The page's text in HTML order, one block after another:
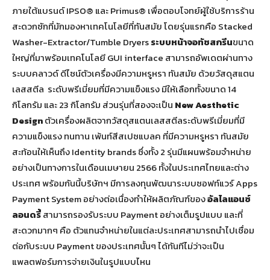
ภายใต้แบรนด์ IPSO® และ Primus® เพื่อตอบโจทย์ผู้ใช้บริการร้าน
สะดวกซักที่มักมองหาเทคโนโลยีที่ทันสมัย โดยรุ่นแรกคือ Stacked
Washer-Extractor/Tumble Dryersระบบหน้าจอทัชสกรีนขนาด
ใหญ่ที่มาพร้อมเทคโนโลยี GUI interface สามารถอัพเดตผ่านทาง
ระบบคลาวด์ดีไซน์ตัวเครื่องมีความหรูหรา ทันสมัย ด้วยวัสดุสแตน
เลสสตีล ระดับพรีเมี่ยมที่มีความแข็งแรง มีให้เลือกทั้งขนาด 14
กิโลกรัม และ 23 กิโลกรัม ส่วนรุ่นที่สองจะเป็น New Aesthetic
Designตัวเครื่องผลิตจากวัสดุสแตนเลสสตีลระดับพรีเมี่ยมที่มี
ความแข็งแรง ทนทาน เพ้นท์สีสเปซแบลค ที่มีความหรูหรา ทันสมัย
สะท้อนให้เห็นถึง Identity brands ซึ่งทั้ง 2 รุ่นมีแผนพร้อมจำหน่าย
อย่างเป็นทางการในเดือนเมษายน 2566 ทั้งในประเทศไทยและต่าง
ประเทศ พร้อมกันนี้บริษัทฯ มีการลงทุนพัฒนาระบบซอฟท์แวร์ Apps
Payment System อย่างต่อเนื่องทำให้ผลิตภัณฑ์ของอัลไลแอนซ์
ลอนดรี้สามารถรองรับระบบ Payment อย่างเต็มรูปแบบ และที่
สะดวกมากๆ คือ ตัวแทนจำหน่ายในแต่ละประเทศสามารถนำไปเชื่อม
ต่อกับระบบ Payment ของประเทศนั้นๆ ได้ทันทีไม่ว่าจะเป็น
แพลตฟอร์มการจ่ายเงินในรูปแบบไหน